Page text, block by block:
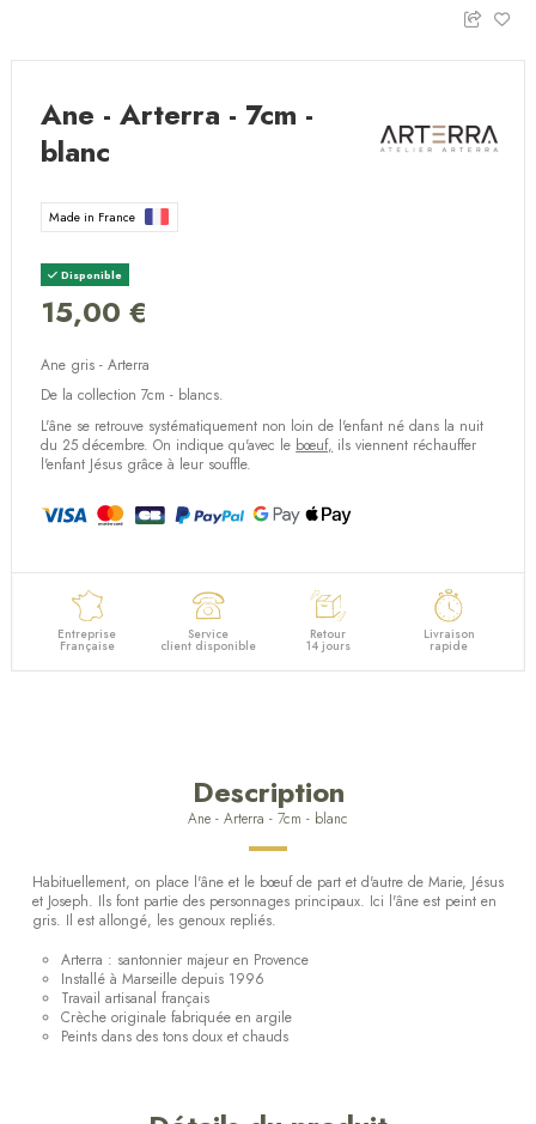
Ane - Arterra - 7cm -
blanc
Made in France
Disponible
15,00 €
Ane gris - Arterra
De la collection 7cm - blancs.
L'âne se retrouve systématiquement non loin de l'enfant né dans la nuit
du 25 décembre. On indique qu'avec le bœuf, ils viennent réchauffer
l'enfant Jésus grâce à leur souffle.
Entreprise
Française
Service
client disponible
Retour
14 jours
Livraison
rapide
Description
Ane - Arterra - 7cm - blanc
Habituellement, on place l'âne et le bœuf de part et d'autre de Marie, Jésus
et Joseph. Ils font partie des personnages principaux. Ici l'âne est peint en
gris. Il est allongé, les genoux repliés.
Arterra : santonnier majeur en Provence
Installé à Marseille depuis 1996
Travail artisanal français
Crèche originale fabriquée en argile
Peints dans des tons doux et chauds